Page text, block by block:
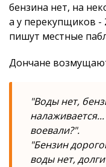
бензина нет, на
а у перекупщиков -
пишут местные
Дончане
"Воды нет,
воевали?".
"Бензин
воды нет,